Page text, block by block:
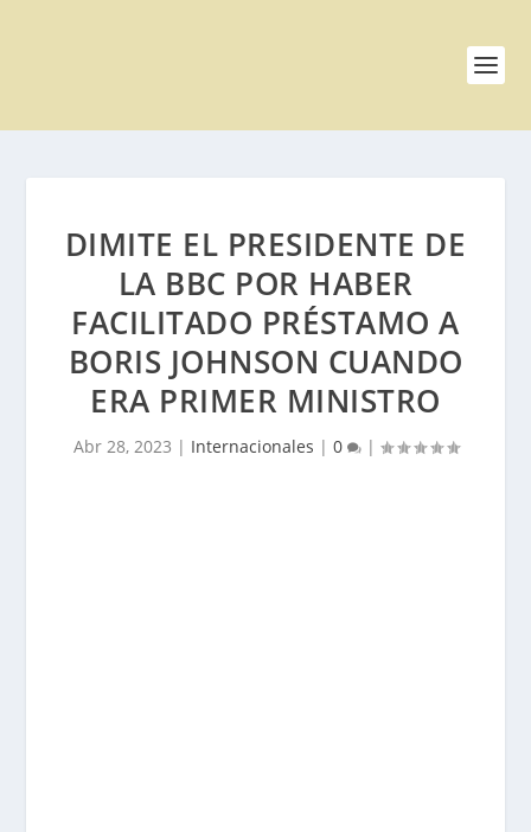
DIMITE EL PRESIDENTE DE
LA BBC POR HABER
FACILITADO PRÉSTAMO A
BORIS JOHNSON CUANDO
ERA PRIMER MINISTRO
Abr 28, 2023 | Internacionales | 0 |